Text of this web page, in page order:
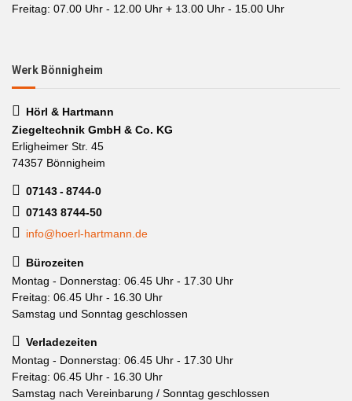
Freitag: 07.00 Uhr - 12.00 Uhr + 13.00 Uhr - 15.00 Uhr
Werk Bönnigheim
Hörl & Hartmann
Ziegeltechnik GmbH & Co. KG
Erligheimer Str. 45
74357 Bönnigheim
07143 - 8744-0
07143 8744-50
info@hoerl-hartmann.de
Bürozeiten
Montag - Donnerstag: 06.45 Uhr - 17.30 Uhr
Freitag: 06.45 Uhr - 16.30 Uhr
Samstag und Sonntag geschlossen
Verladezeiten
Montag - Donnerstag: 06.45 Uhr - 17.30 Uhr
Freitag: 06.45 Uhr - 16.30 Uhr
Samstag nach Vereinbarung / Sonntag geschlossen